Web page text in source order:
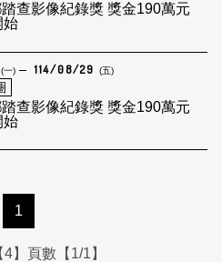
查影像紀錄獎 獎金190萬元
始
(一) 114/08/29 (五)
查影像紀錄獎 獎金190萬元
始
1
】頁數【1/1】